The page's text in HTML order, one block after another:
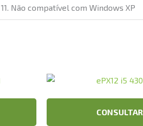
Não compatível com Windows XP
CONSULTAR